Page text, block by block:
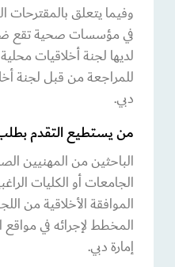
وفيما يتعلق بالمقترحات
في مؤسسات صحية تقع
لديها لجنة أخلاقيات
للمراجعة من قبل لجنة
دبي.
من يستطيع التقدم
الباحثين من المهنيين
الجامعات أو الكليات
الموافقة الأخلاقية من
المخطط لإجرائه في
إمارة دبي.